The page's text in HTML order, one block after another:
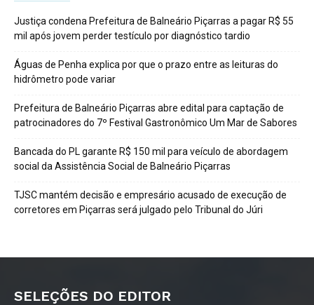
Justiça condena Prefeitura de Balneário Piçarras a pagar R$ 55
mil após jovem perder testículo por diagnóstico tardio
Águas de Penha explica por que o prazo entre as leituras do
hidrômetro pode variar
Prefeitura de Balneário Piçarras abre edital para captação de
patrocinadores do 7º Festival Gastronômico Um Mar de Sabores
Bancada do PL garante R$ 150 mil para veículo de abordagem
social da Assistência Social de Balneário Piçarras
TJSC mantém decisão e empresário acusado de execução de
corretores em Piçarras será julgado pelo Tribunal do Júri
SELEÇÕES DO EDITOR